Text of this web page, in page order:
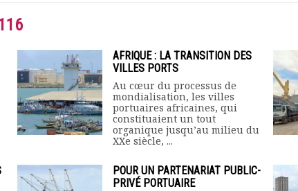
AFRIQUE : LA TRANSITION DES
VILLES PORTS
Au cœur du processus de
mondialisation, les villes
portuaires africaines, qui
constituaient un tout
organique jusqu’au milieu du
XXe siècle, ...
POUR UN PARTENARIAT PUBLIC-
PRIVÉ PORTUAIRE